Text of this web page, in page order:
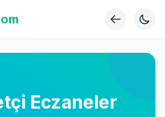
Eczaneler